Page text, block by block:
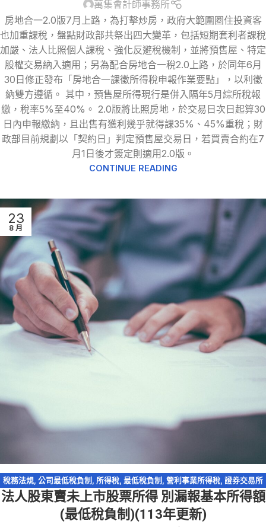
萬集會計師事務所
房地合一2.0版7月上路，為打擊炒房，政府大範圍圈住投資客
也加重課稅，盤點財政部共祭出四大變革，包括短期套利者課稅
加嚴、法人比照個人課稅、強化反避稅機制，並將預售屋、特定
股權交易納入適用；另為配合房地合一稅2.0上路，於同年6月
30日修正發布「房地合一課徵所得稅申報作業要點」，以利徵
納雙方遵循。 其中，預售屋所得現行是併入隔年5月綜所稅報
繳，稅率5%至40%。 2.0版將比照房地，於交易日次日起算30
日內申報繳納，且出售有獲利幾乎就得課35%、45%重稅；財
政部目前規劃以「契約日」判定預售屋交易日，若買賣合約在7
月1日後才簽定則適用2.0版。
CONTINUE READING
23
8 月
稅務法規 公司最低稅負制 所得稅 最低稅負制 營利事業所得稅 證券交易所
得,證所稅
法人股東賣未上市股票所得 別漏報基本所得額
(最低稅負制)(113年更新)